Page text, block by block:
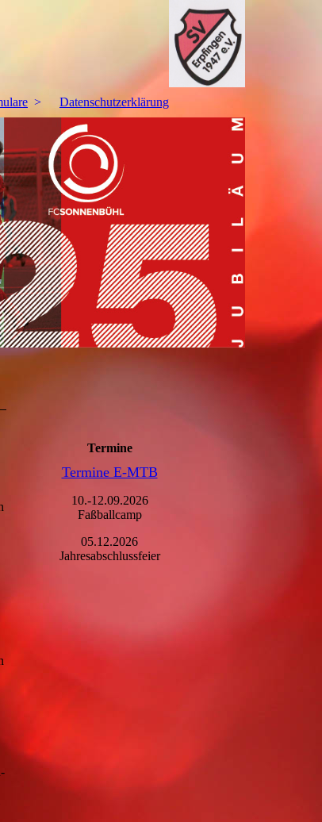
Datenschutzerklärung
Termine
Termine E-MTB
10.-12.09.2026
Faßballcamp
05.12.2026
Jahresabschlussfeier